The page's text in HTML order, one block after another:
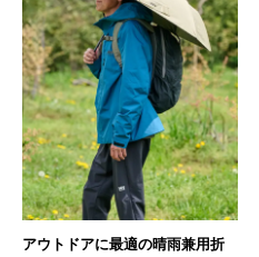
アウトドアに最適の晴雨兼用折